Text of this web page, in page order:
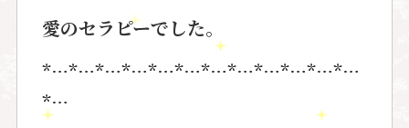
愛のセラピーでした。
*…*…*…*…*…*…*…*…*…*…*…*…
*…